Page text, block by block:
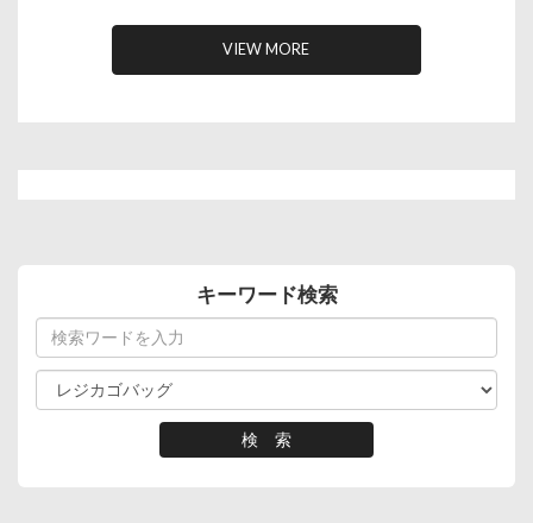
VIEW MORE
キーワード検索